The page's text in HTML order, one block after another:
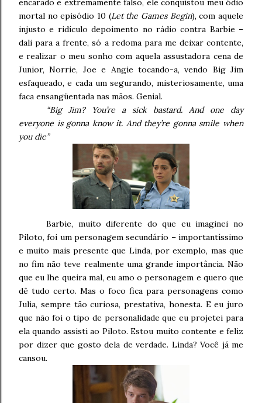
mortal no episódio 10 (Let the Games Begin), com aquele
injusto e ridículo depoimento no rádio contra Barbie –
dali para a frente, só a redoma para me deixar contente,
e realizar o meu sonho com aquela assustadora cena de
Junior, Norrie, Joe e Angie tocando-a, vendo Big Jim
esfaqueado, e cada um segurando, misteriosamente, uma
faca ensangüentada nas mãos. Genial.
“Big Jim? You’re a sick bastard. And one day
everyone is gonna know it. And they’re gonna smile when
you die”
Barbie, muito diferente do que eu imaginei no
Piloto, foi um personagem secundário – importantíssimo
e muito mais presente que Linda, por exemplo, mas que
no fim não teve realmente uma grande importância. Não
que eu lhe queira mal, eu amo o personagem e quero que
dê tudo certo. Mas o foco fica para personagens como
Julia, sempre tão curiosa, prestativa, honesta. E eu juro
que não foi o tipo de personalidade que eu projetei para
ela quando assisti ao Piloto. Estou muito contente e feliz
por dizer que gosto dela de verdade. Linda? Você já me
cansou.